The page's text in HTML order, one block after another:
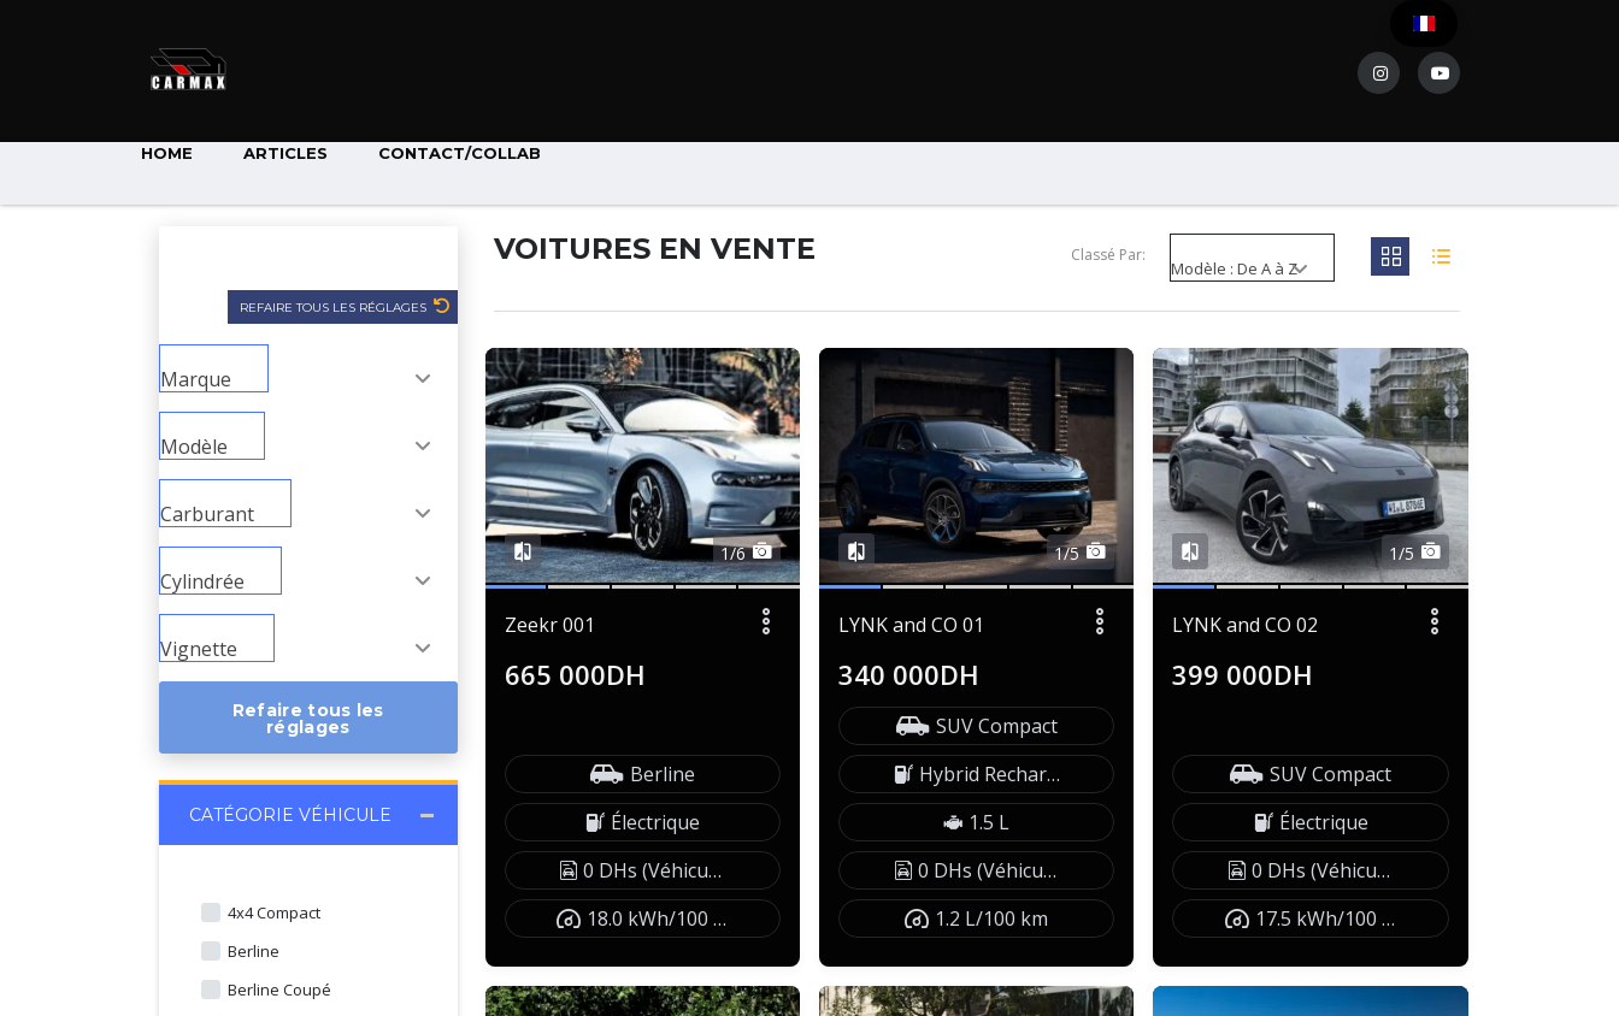
HOME ARTICLES CONTACT/COLLAB
REFAIRE TOUS LES RÉGLAGES
Marque
Modèle
Carburant
Cylindrée
Vignette
Refaire tous les
réglages
CATÉGORIE VÉHICULE
4x4 Compact
Berline
Berline Coupé
VOITURES EN VENTE Classé Par:
Modèle : De A à Z
1/6
Zeekr 001
665 000DH
Berline
Électrique
0 DHs (Véhicule exonéré)
18.0 kWh/100 km
1/5
LYNK and CO 01
340 000DH
SUV Compact
Hybrid Rechargeable
1.5 L
0 DHs (Véhicule exonéré)
1.2 L/100 km
1/5
LYNK and CO 02
399 000DH
SUV Compact
Électrique
0 DHs (Véhicule exonéré)
17.5 kWh/100 km